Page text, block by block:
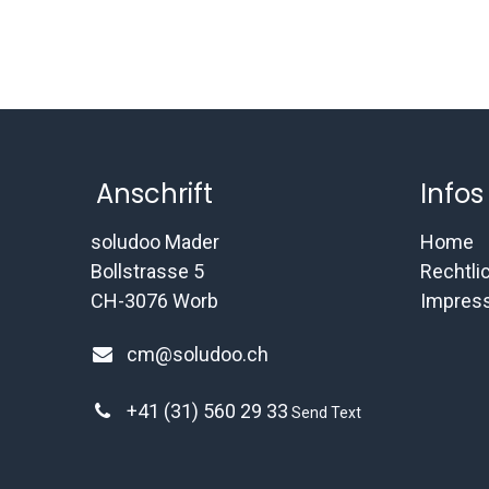
Anschrift
soludoo Mader
Bollstrasse 5
CH-3076 Worb
cm@soludoo.ch
+41 (31) 560 29 33 Send Text
Infos
Home